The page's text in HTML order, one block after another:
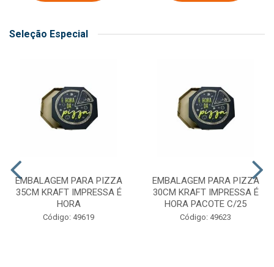
Seleção Especial
EMBALAGEM PARA PIZZA
35CM KRAFT IMPRESSA É
HORA
Código: 49619
EMBALAGEM PARA PIZZA
30CM KRAFT IMPRESSA É
HORA PACOTE C/25
Código: 49623